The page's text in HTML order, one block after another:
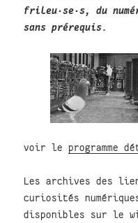
frileu·se·s, du
sans prérequis.
voir leprogramme
Les archives des
curiosités
disponibles sur le